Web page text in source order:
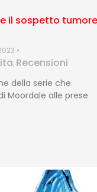
il sospetto tumore
•
, Recensioni
della serie che
Moordale alle prese